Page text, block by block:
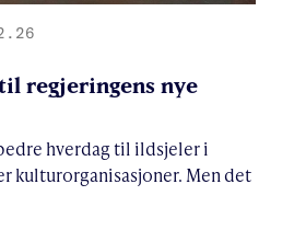
regjeringens nye
hverdag til ildsjeler i
kulturorganisasjoner. Men det